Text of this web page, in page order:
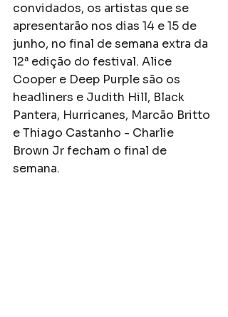
convidados, os artistas que se
apresentarão nos dias 14 e 15 de
junho, no final de semana extra da
12ª edição do festival. Alice
Cooper e Deep Purple são os
headliners e Judith Hill, Black
Pantera, Hurricanes, Marcão Britto
e Thiago Castanho - Charlie
Brown Jr fecham o final de
semana.